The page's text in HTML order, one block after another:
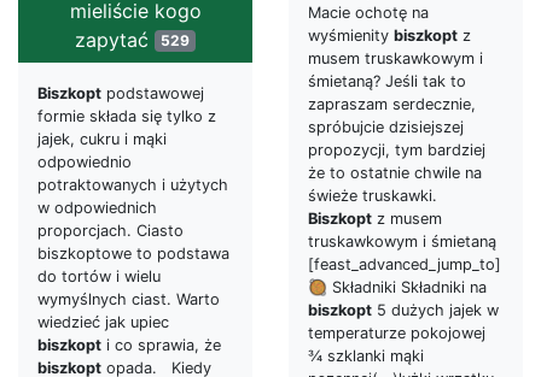
Macie ochotę na
wyśmienity biszkopt z
musem truskawkowym i
śmietaną? Jeśli tak to
zapraszam serdecznie,
spróbujcie dzisiejszej
propozycji, tym bardziej
że to ostatnie chwile na
świeże truskawki.
Biszkopt z musem
truskawkowym i śmietaną
[feast_advanced_jump_to]
🥘 Składniki Składniki na
biszkopt 5 dużych jajek w
temperaturze pokojowej
¾ szklanki mąki
mieliście kogo
zapytać 529
Biszkopt podstawowej
formie składa się tylko z
jajek, cukru i mąki
odpowiednio
potraktowanych i użytych
w odpowiednich
proporcjach. Ciasto
biszkoptowe to podstawa
do tortów i wielu
wymyślnych ciast. Warto
wiedzieć jak upiec
biszkopt i co sprawia, że
biszkopt opada. Kiedy